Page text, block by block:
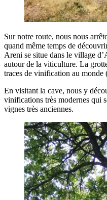
Sur notre route, nous nous
quand même temps de
Areni se situe dans le village
autour de la viticulture. La
traces de vinification au monde
En visitant la cave, nous y
vinifications très modernes qui
vignes très anciennes.